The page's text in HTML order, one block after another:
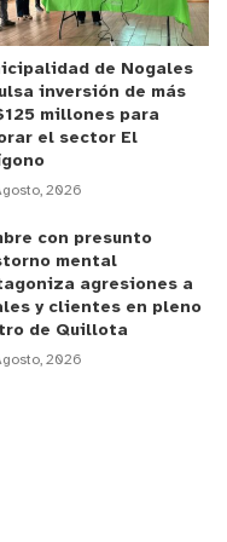
como el uso
también siendo
planteó el
entregadas por
de Seguridad
2020, la región
de 7.225 siniestros
en ellos.
de siniestros
del Mar, seguida
Valparaíso
de Nogales
inversión de más
millones para
el sector El
2026
con presunto
mental
agresiones a
y clientes en pleno
de Quillota
2026